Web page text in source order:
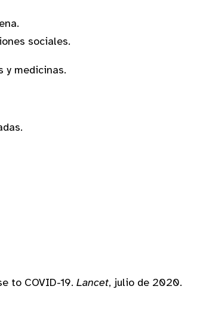
sociales.
y medicinas.
to COVID-19. Lancet, julio de 2020.